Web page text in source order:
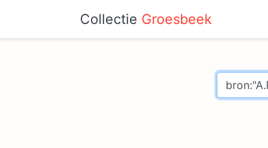
Collectie Groesbeek